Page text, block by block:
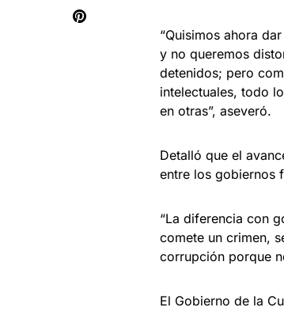
“Quisimos ahora
y no queremos
detenidos; pero
intelectuales, todo
en otras”, aseveró.
Detalló que el
entre los gobiernos
“La diferencia con
comete un crimen,
corrupción porque
El Gobierno de la